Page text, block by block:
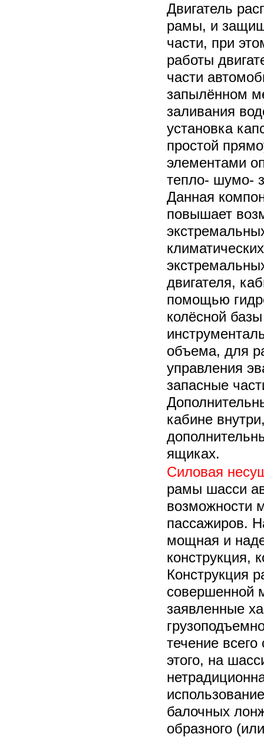
Двигатель
рамы, и
части, при
работы
части
запылённом
заливания
установка
простой
элементами
тепло- шумо-
Данная
повышает
двигателя,
помощью
колёсной
объема, для
управления
запасные
кабине
ящиках.
Силовая
рамы шасси
возможности
пассажиров.
мощная и
конструкция,
Конструкция
совершенной
заявленные
течение
этого, на
балочных
образного